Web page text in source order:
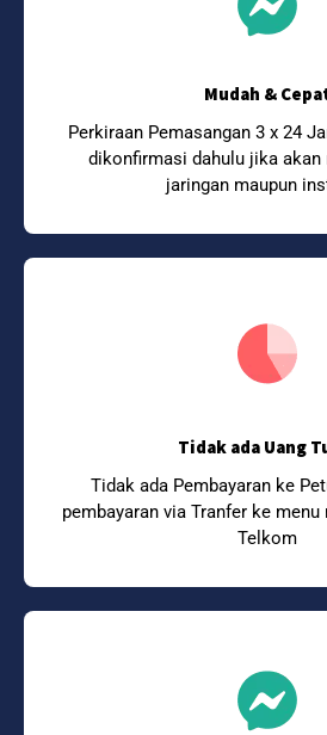
Mudah &
Perkiraan Pemasangan 3 x 24
dikonfirmasi dahulu jika akan
jaringan maupun
Tidak ada Uang
Tidak ada Pembayaran ke
pembayaran via Tranfer ke
Telkom